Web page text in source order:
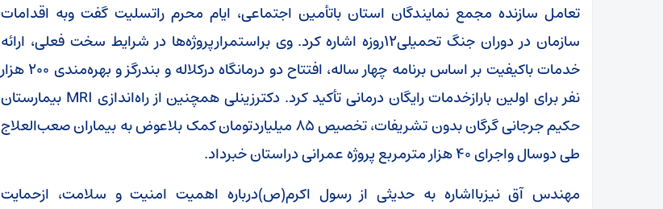
تعامل سازنده مجمع نمایندگان استان باتأمین اجتماعی، ایام محرم راتسلیت گفت وبه اقدامات
سازمان در دوران جنگ تحمیلی۱۲روزه اشاره کرد. وی براستمرارپروژه‌ها در شرایط سخت فعلی، ارائه
خدمات باکیفیت بر اساس برنامه چهار ساله، افتتاح دو درمانگاه درکلاله و بندرگز و بهره‌مندی ۲۰۰ هزار
نفر برای اولین بارازخدمات رایگان درمانی تأکید کرد. دکترزینلی همچنین از راه‌اندازی MRI بیمارستان
حکیم جرجانی گرگان بدون تشریفات، تخصیص ۸۵ میلیاردتومان کمک بلاعوض به بیماران صعب‌العلاج
طی دوسال واجرای ۴۰ هزار مترمربع پروژه عمرانی دراستان خبرداد.
مهندس آق نیزبااشاره به حدیثی از رسول اکرم(ص)درباره اهمیت امنیت و سلامت، ازحمایت